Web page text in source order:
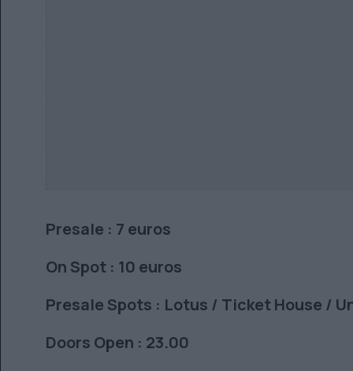
Presale : 7 euros
On Spot : 10 euros
Presale Spots : Lotus / Ticket House /
Doors Open : 23.00